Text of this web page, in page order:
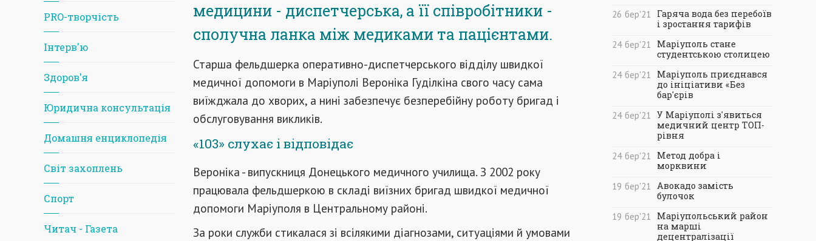
PRO-творчість
Iнтерв'ю
Здоров'я
Юридична консультація
Домашня енциклопедія
Світ захоплень
Спорт
Читач - Газета
медицини - диспетчерська, а її співробітники -
сполучна ланка між медиками та пацієнтами.
Старша фельдшерка оперативно-диспетчерського відділу швидкої
медичної допомоги в Маріуполі Вероніка Гуділкіна свого часу сама
виїжджала до хворих, а нині забезпечує безперебійну роботу бригад і
обслуговування викликів.
«103» слухає і відповідає
Вероніка - випускниця Донецького медичного училища. З 2002 року
працювала фельдшеркою в складі виїзних бригад швидкої медичної
допомоги Маріуполя в Центральному районі.
За роки служби стикалася зі всілякими діагнозами, ситуаціями й умовами
26 бер'21
Гаряча вода без перебоїв
і зростання тарифів
24 бер'21
Маріуполь стане
студентською столицею
24 бер'21
Маріуполь приєднався
до ініціативи «Без
бар'єрів
24 бер'21 У Маріуполі з'явиться
медичний центр ТОП-
рівня
24 бер'21
Метод добра і
морквини
19 бер'21 Авокадо замість
булочок
19 бер'21
Маріупольський район
на марші
децентралізації